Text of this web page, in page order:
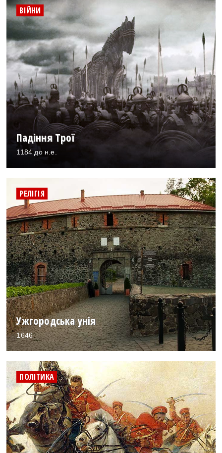
ВІЙНИ
Падіння Трої
1184 до н.е.
РЕЛІГІЯ
Ужгородська унія
1646
ПОЛІТИКА